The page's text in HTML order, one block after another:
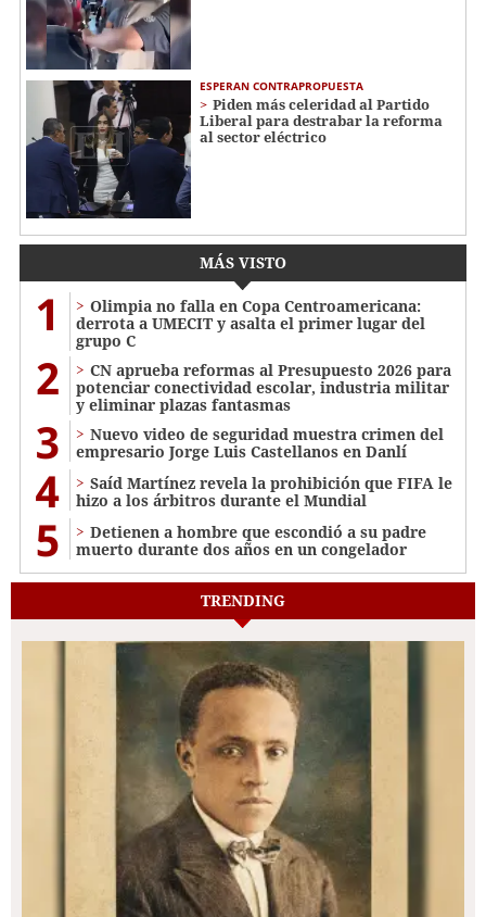
ESPERAN CONTRAPROPUESTA
Piden más celeridad al Partido
Liberal para destrabar la reforma
al sector eléctrico
MÁS VISTO
1
Olimpia no falla en Copa Centroamericana:
derrota a UMECIT y asalta el primer lugar del
grupo C
2
CN aprueba reformas al Presupuesto 2026 para
potenciar conectividad escolar, industria militar
y eliminar plazas fantasmas
3
Nuevo video de seguridad muestra crimen del
empresario Jorge Luis Castellanos en Danlí
4
Saíd Martínez revela la prohibición que FIFA le
hizo a los árbitros durante el Mundial
5
Detienen a hombre que escondió a su padre
muerto durante dos años en un congelador
TRENDING